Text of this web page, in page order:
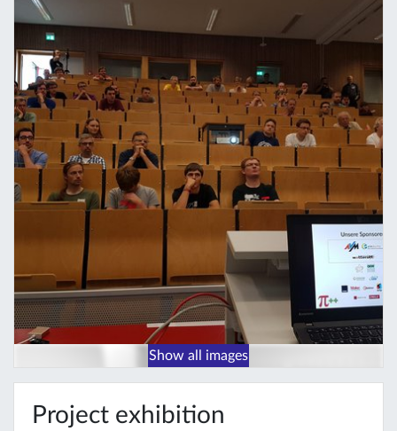
Show all images
Project exhibition